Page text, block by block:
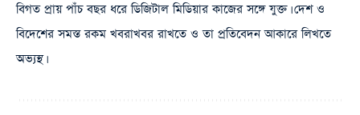
বিগত প্রায় পাঁচ বছর ধরে ডিজিটাল মিডিয়ার কাজের সঙ্গে যুক্ত। দেশ ও
বিদেশের সমস্ত রকম খবরাখবর রাখতে ও তা প্রতিবেদন আকারে লিখতে
অভ্যস্থ।